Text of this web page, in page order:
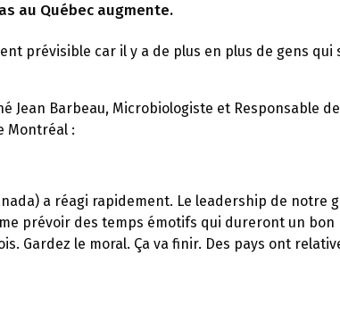
au Québec augmente.
prévisible car il y a de plus en plus de gens
Jean Barbeau, Microbiologiste et Responsable
Montréal :
a réagi rapidement. Le leadership de
prévoir des temps émotifs qui dureront un
Gardez le moral. Ça va finir. Des pays ont